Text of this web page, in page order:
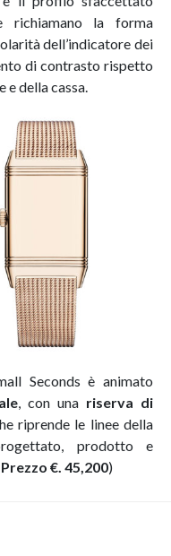
richiamano la forma
dell’indicatore dei
di contrasto rispetto
e della cassa.
Seconds è animato
, con una riserva di
riprende le linee della
prodotto e
Prezzo €. 45,200)